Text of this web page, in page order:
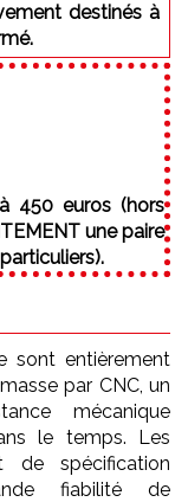
destinés à
450 euros (hors
une paire
sont entièrement
par CNC, un
mécanique
le temps. Les
de spécification
fiabilité de